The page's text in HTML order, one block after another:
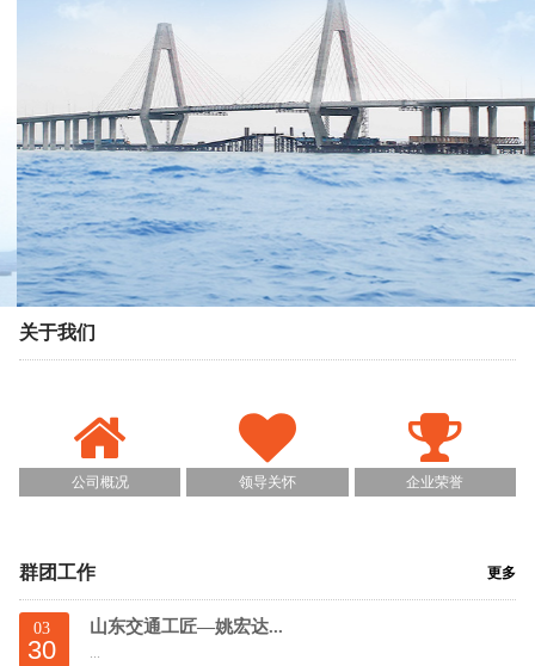
关于我们
公司概况 领导关怀 企业荣誉
群团工作 更多
03
30
山东交通工匠—姚宏达...
...